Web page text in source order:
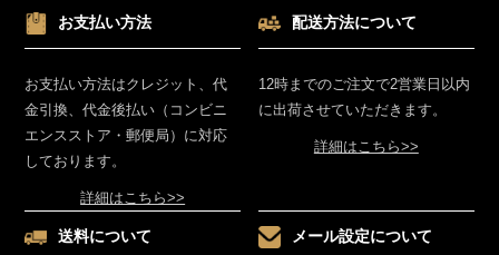
お支払い方法
お支払い方法はクレジット、代
金引換、代金後払い（コンビニ
エンスストア・郵便局）に対応
しております。
詳細はこちら>>
配送方法について
12時までのご注文で2営業日以内
に出荷させていただきます。
詳細はこちら>>
送料について メール設定について